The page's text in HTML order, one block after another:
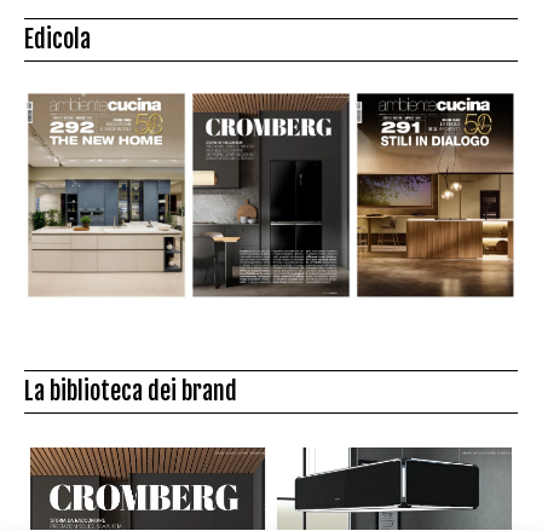
Edicola
La biblioteca dei brand